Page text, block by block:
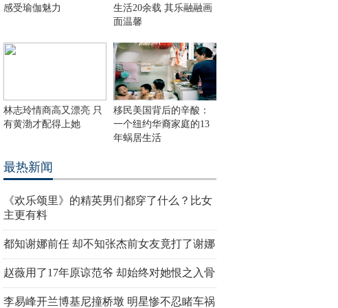
感受瑜伽魅力
生活20余载 其乐融融画
面温馨
林志玲情商高又漂亮 只
有黄渤才配得上她
移民美国背后的辛酸：
一个纽约华裔家庭的13
年蜗居生活
最热新闻
《欢乐颂里》的精英男们都穿了什么？比女
主更有料
都知谢娜前任 却不知张杰前女友竟打了谢娜
赵薇用了17年原谅范爷 却始终对她恨之入骨
李易峰开兰博基尼撞桥墩 明星惨不忍睹车祸